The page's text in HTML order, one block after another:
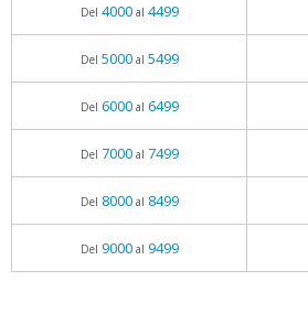
Del 4000al 4499
Del 5000al 5499
Del 6000al 6499
Del 7000al 7499
Del 8000al 8499
Del 9000al 9499